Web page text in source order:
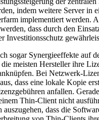
indem weitere Server in
implementiert werden.
dass durch den
Investitionsschutz
sogar Synergieeffekte auf
die meisten Hersteller ihre
Bei Netzwerk-
dass eine lokale Kopie
anfallen.
Thin-Client nicht
dass die